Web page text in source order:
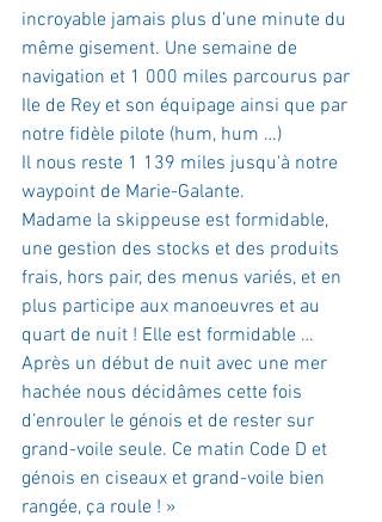
incroyable jamais plus d’une minute du
même gisement. Une semaine de
navigation et 1 000 miles parcourus par
Ile de Rey et son équipage ainsi que par
notre fidèle pilote (hum, hum …)
Il nous reste 1 139 miles jusqu'à notre
waypoint de Marie-Galante.
Madame la skippeuse est formidable,
une gestion des stocks et des produits
frais, hors pair, des menus variés, et en
plus participe aux manoeuvres et au
quart de nuit ! Elle est formidable …
Après un début de nuit avec une mer
hachée nous décidâmes cette fois
d’enrouler le génois et de rester sur
grand-voile seule. Ce matin Code D et
génois en ciseaux et grand-voile bien
rangée, ça roule ! »